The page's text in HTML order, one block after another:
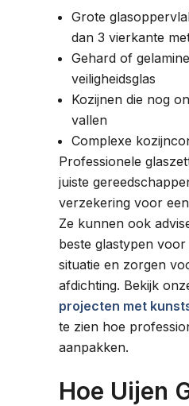
Grote
dan 3 vierkante
Gehard of
veiligheidsglas
Kozijnen die nog
vallen
Complexe
Professionele
juiste
verzekering voor
Ze kunnen ook
beste glastypen
situatie en zorgen
afdichting. Bekijk
projecten met
te zien hoe
aanpakken.
Hoe Uijen